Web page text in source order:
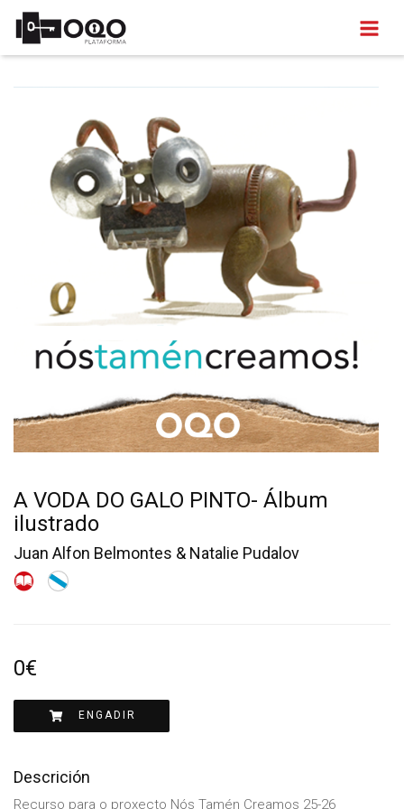
A VODA DO GALO PINTO- Álbum
ilustrado
Juan Alfon Belmontes & Natalie Pudalov
0€
ENGADIR
Descrición
Recurso para o proxecto Nós Tamén Creamos 25-26